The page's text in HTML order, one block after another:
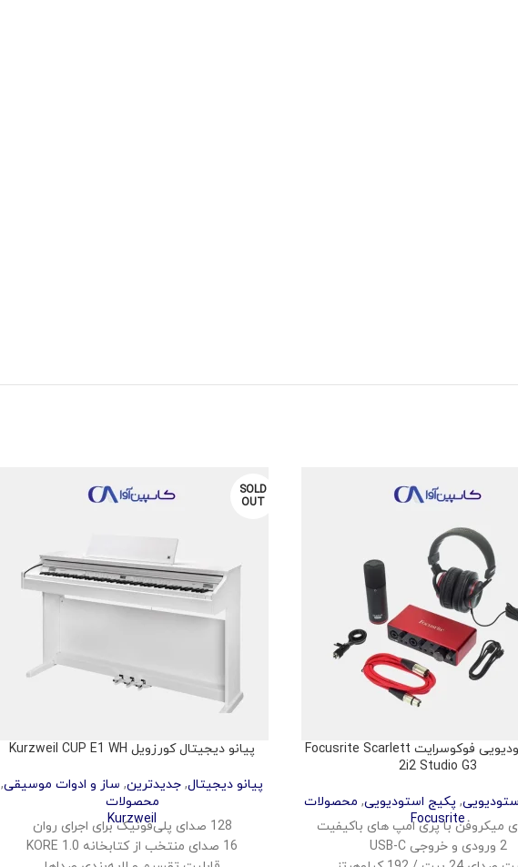
پکیج استودیویی فوکوسرایت Focusrite Scarlett
2i2 Studio G3
, پکیج استودیویی, محصولات
Focusrite
میکروفن با پری امپ های باکیفیت
2 ورودی و خروجی USB-C
SOLD
OUT
پیانو دیجیتال کورزویل Kurzweil CUP E1 WH
پیانو دیجیتال, جدیدترین, ساز و ادوات موسیقی,
محصولات
Kurzweil
128 صدای پلی‌فونیک برای اجرای روان
16 صدای منتخب از کتابخانه KORE 1.0